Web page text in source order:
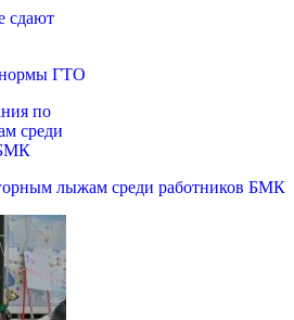
нормы ГТО
лыжам среди работников БМК